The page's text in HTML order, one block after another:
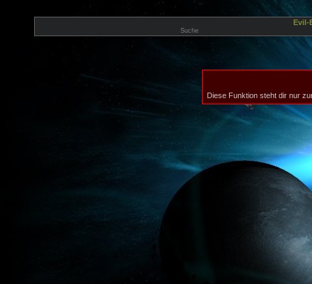
Evil-
Suche
Diese Funktion steht dir nur